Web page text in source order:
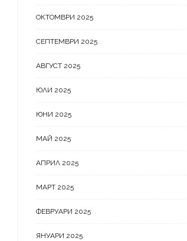
ОКТОМВРИ 2025
СЕПТЕМВРИ 2025
АВГУСТ 2025
ЮЛИ 2025
ЮНИ 2025
МАЙ 2025
АПРИЛ 2025
МАРТ 2025
ФЕВРУАРИ 2025
ЯНУАРИ 2025